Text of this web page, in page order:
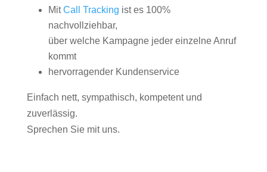
MitCall Tracking ist es 100%
nachvollziehbar,
über welche Kampagne jeder einzelne Anruf
kommt
hervorragender Kundenservice
Einfach nett, sympathisch, kompetent und
zuverlässig.
Sprechen Sie mit uns.